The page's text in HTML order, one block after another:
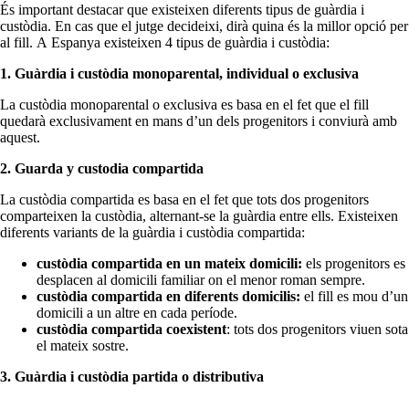
És important destacar que existeixen diferents tipus de guàrdia i
custòdia. En cas que el jutge decideixi, dirà quina és la millor opció per
al fill. A Espanya existeixen 4 tipus de guàrdia i custòdia:
1. Guàrdia i custòdia monoparental, individual o exclusiva
La custòdia monoparental o exclusiva es basa en el fet que el fill
quedarà exclusivament en mans d’un dels progenitors i conviurà amb
aquest.
2. Guarda y custodia compartida
La custòdia compartida es basa en el fet que tots dos progenitors
comparteixen la custòdia, alternant-se la guàrdia entre ells. Existeixen
diferents variants de la guàrdia i custòdia compartida:
custòdia compartida en un mateix domicili: els progenitors es
desplacen al domicili familiar on el menor roman sempre.
custòdia compartida en diferents domicilis: el fill es mou d’un
domicili a un altre en cada període.
custòdia compartida coexistent: tots dos progenitors viuen sota
el mateix sostre.
3. Guàrdia i custòdia partida o distributiva